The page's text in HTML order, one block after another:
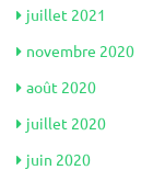
juillet 2021
novembre 2020
août 2020
juillet 2020
juin 2020